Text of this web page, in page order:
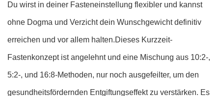
Du wirst in deiner Fasteneinstellung flexibler und kannst
ohne Dogma und Verzicht dein Wunschgewicht definitiv
erreichen und vor allem halten.Dieses Kurzzeit-
Fastenkonzept ist angelehnt und eine Mischung aus 10:2-,
5:2-, und 16:8-Methoden, nur noch ausgefeilter, um den
gesundheitsfördernden Entgiftungseffekt zu verstärken. Es